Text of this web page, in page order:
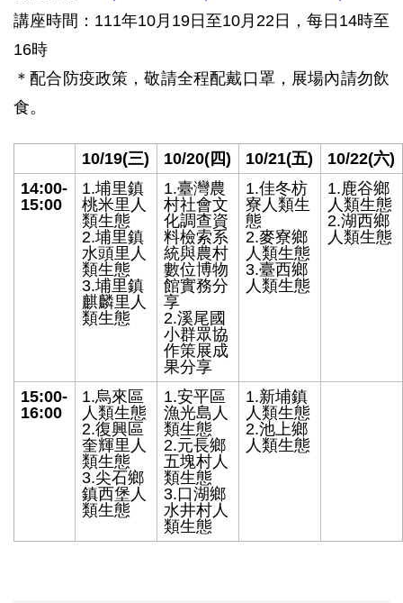
講座時間：111年10月19日至10月22日，每日14時至
16時
＊配合防疫政策，敬請全程配戴口罩，展場內請勿飲
食。
10/19(三) 10/20(四) 10/21(五)
10/22(六)
14:00-
15:00
1.埔里鎮
桃米里人
類生態
2.埔里鎮
水頭里人
類生態
3.埔里鎮
麒麟里人
類生態
1.臺灣農
村社會文
化調查資
料檢索系
統與農村
數位博物
館實務分
享
2.溪尾國
小群眾協
作策展成
果分享
1.佳冬枋
寮人類生
態
2.麥寮鄉
人類生態
3.臺西鄉
人類生態
1.鹿谷鄉
人類生態
2.湖西鄉
人類生態
15:00-
16:00
1.烏來區
人類生態
2.復興區
奎輝里人
類生態
3.尖石鄉
鎮西堡人
類生態
1.安平區
漁光島人
類生態
2.元長鄉
五塊村人
類生態
3.口湖鄉
水井村人
類生態
1.新埔鎮
人類生態
2.池上鄉
人類生態